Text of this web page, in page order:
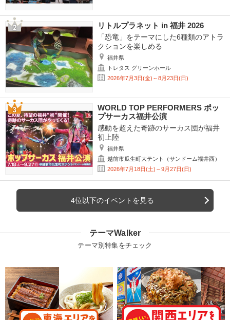
リトルプラネット in 福井 2026
「恐竜」をテーマにした6種類のアトラ
クションを楽しめる
福井県
トレタス グリーンホール
2026年7月3日(金)～8月23日(日)
WORLD TOP PERFORMERS ポッ
プサーカス福井公演
感動を超えた奇跡のサーカス団が福井
初上陸
福井県
越前市瓜生町大テント（サンドーム福井西）
2026年7月18日(土)～9月27日(日)
4位以下のイベントを見る
テーマWalker
テーマ別特集をチェック